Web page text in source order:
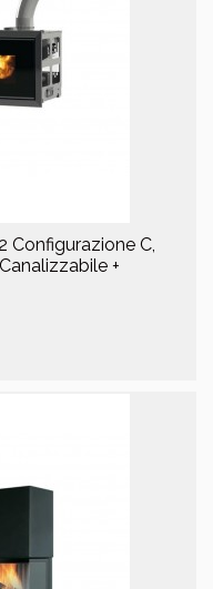
Configurazione C,
+